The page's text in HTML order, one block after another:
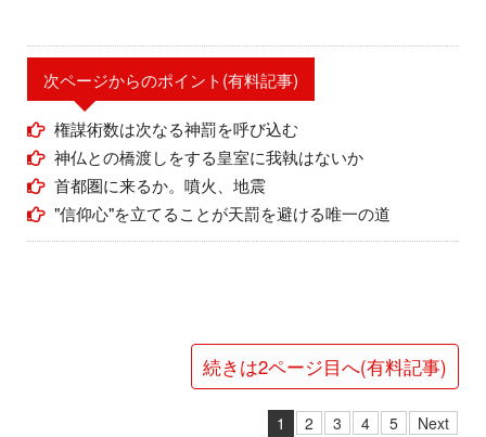
次ページからのポイント(有料記事)
権謀術数は次なる神罰を呼び込む
神仏との橋渡しをする皇室に我執はないか
首都圏に来るか。噴火、地震
"信仰心"を立てることが天罰を避ける唯一の道
続きは2ページ目へ(有料記事)
1 2 3 4 5 Next